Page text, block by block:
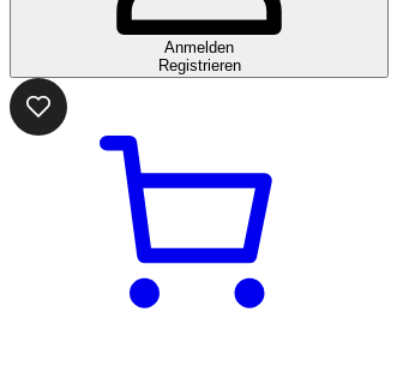
Anmelden
Registrieren